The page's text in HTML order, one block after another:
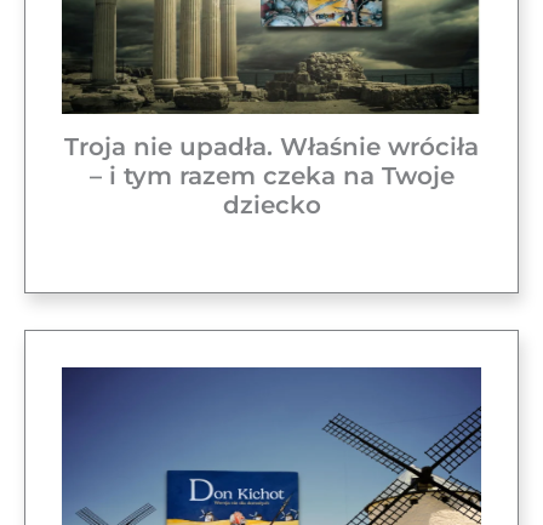
Troja nie upadła. Właśnie wróciła
– i tym razem czeka na Twoje
dziecko